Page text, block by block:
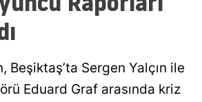
Beşiktaş’ta Sergen Yalçın ile
Eduard Graf arasında kriz